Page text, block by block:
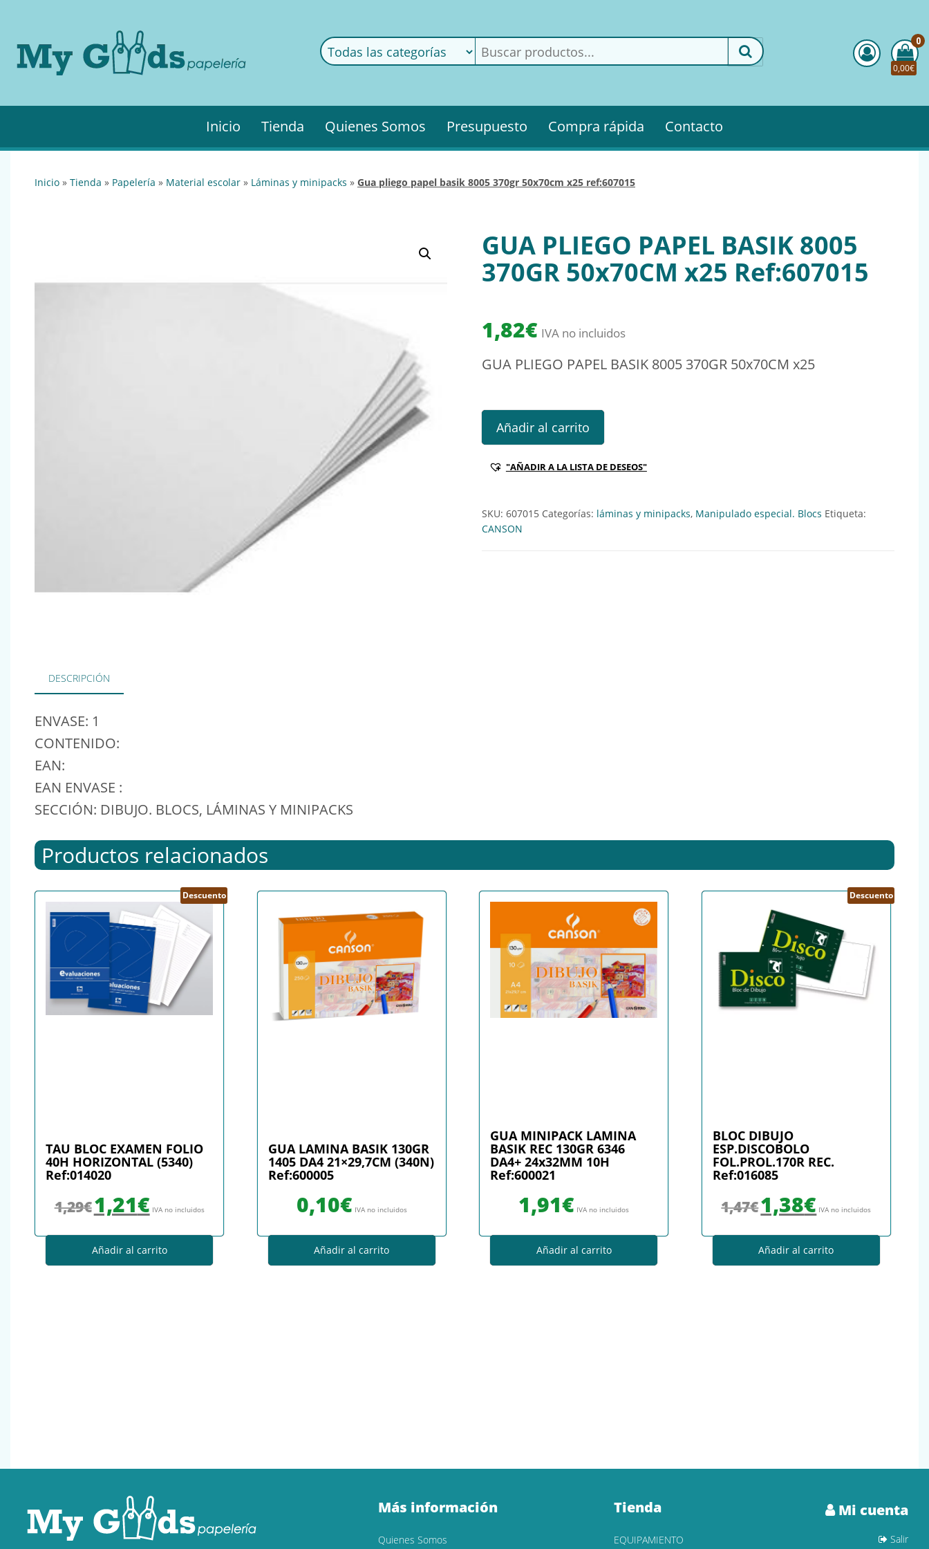
MyGoods
confianza.
Podrás
encontrar
todo lo
para tu
0
0,00€
Inicio Tienda Quienes Somos Presupuesto Compra rápida Contacto
inicio » tienda » papelería » material escolar » láminas y minipacks » gua pliego papel basik 8005 370gr 50x70cm x25 ref:607015
GUA PLIEGO PAPEL BASIK 8005
370GR 50x70CM x25 Ref:607015
1,82€ IVA no incluidos
GUA PLIEGO PAPEL BASIK 8005 370GR 50x70CM x25
GUA PLIEGO PAPEL BASIK 8005 370GR 50x70CM x25 Ref:607015 cantidad
Añadir al carrito
"AÑADIR A LA LISTA DE DESEOS"
SKU: 607015 Categorías: láminas y minipacks, Manipulado especial. Blocs Etiqueta:
CANSON
DESCRIPCIÓN
ENVASE: 1
CONTENIDO:
EAN:
EAN ENVASE :
SECCIÓN: DIBUJO. BLOCS, LÁMINAS Y MINIPACKS
Productos relacionados
Descuento
TAU BLOC EXAMEN FOLIO
40H HORIZONTAL (5340)
Ref:014020
1,29€1,21€ IVA no incluidos
Añadir al carrito
GUA LAMINA BASIK 130GR
1405 DA4 21×29,7CM (340N)
Ref:600005
0,10€ IVA no incluidos
Añadir al carrito
GUA MINIPACK LAMINA
BASIK REC 130GR 6346
DA4+ 24x32MM 10H
Ref:600021
1,91€ IVA no incluidos
Añadir al carrito
Descuento
BLOC DIBUJO
ESP.DISCOBOLO
FOL.PROL.170R REC.
Ref:016085
1,47€1,38€ IVA no incluidos
Añadir al carrito
Más información
Quienes Somos
Tienda
EQUIPAMIENTO
Mi cuenta
Salir